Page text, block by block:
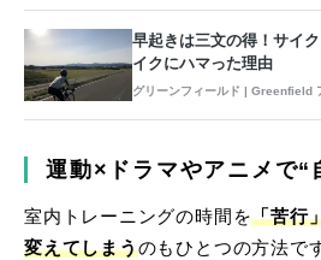
早起きは三文の得！サイ
イクにハマった理由
グリーンフィールド | Greenfield
運動×ドラマやアニメで“
室内トレーニングの時間を「苦行
変えてしまうのもひとつの方法で